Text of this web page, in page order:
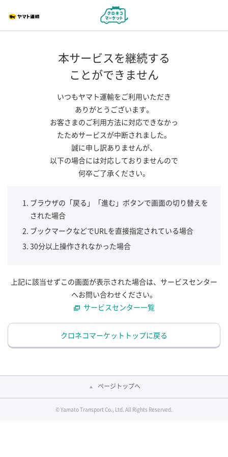
本サービスを継続する
ことができません
いつもヤマト運輸をご利用いただき
ありがとうございます。
お客さまのご利用方法に対応できなかっ
たためサービスが中断されました。
誠に申し訳ありませんが、
以下の場合には対応しておりませんので
何卒ご了承ください。
ブラウザの「戻る」「進む」ボタンで画面の切り替えを
された場合
ブックマークなどでURLを直接指定されている場合
30分以上操作されなかった場合
上記に該当せずこの画面が表示された場合は、サービスセンター
へお問い合わせください。
サービスセンター一覧
クロネコマーケットトップに戻る
ページトップへ
© Yamato Transport Co., Ltd. All Rights Reserved.